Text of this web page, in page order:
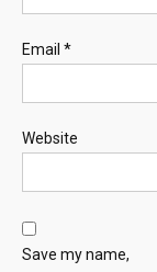
Email *
Website
Save my name,